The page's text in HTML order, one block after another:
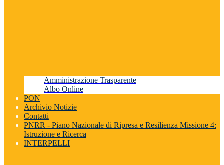
Amministrazione Trasparente
Albo Online
PON
Archivio Notizie
Contatti
PNRR - Piano Nazionale di Ripresa e Resilienza Missione 4:
Istruzione e Ricerca
INTERPELLI